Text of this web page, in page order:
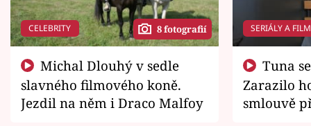
CELEBRITY 8 fotografií
slavného filmového koně.
Jezdil na něm i Draco Malfoy
SERIÁLY A
Zarazilo
smlouvě